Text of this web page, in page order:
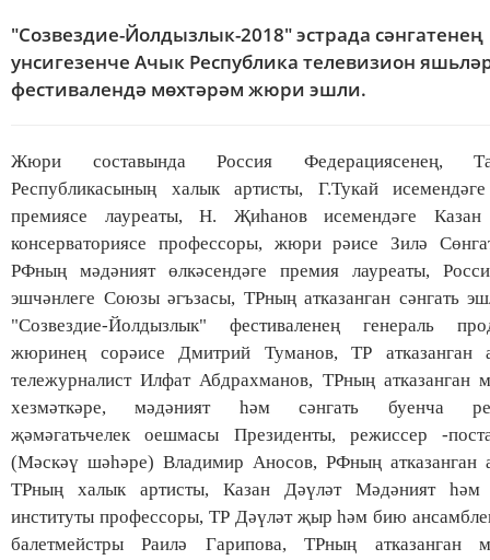
"Созвездие-Йолдызлык-2018" эстрада сәнгатенең
унсигезенче Ачык Республика телевизион
фестивалендә мөхтәрәм жюри эшли.
Жюри составында Россия Федерациясенең,
Республикасының халык артисты, Г.Тукай
премиясе лауреаты, Н. Җиһанов исемендәге Казан
консерваториясе профессоры, жюри рәисе Зилә
РФның мәдәният өлкәсендәге премия лауреаты,
эшчәнлеге Союзы әгъзасы, ТРның атказанган сәнгать
"Созвездие-Йолдызлык" фестиваленең генераль
жюринең сорәисе Дмитрий Туманов, ТР атказанган
тележурналист Илфат Абдрахманов, ТРның атказанган
хезмәткәре, мәдәният һәм сәнгать буенча
җәмәгатьчелек оешмасы Президенты, режиссер -
(Мәскәү шәһәре) Владимир Аносов, РФның атказанган
ТРның халык артисты, Казан Дәүләт Мәдәният һәм
институты профессоры, ТР Дәүләт җыр һәм бию
балетмейстры Раилә Гарипова, ТРның атказанган